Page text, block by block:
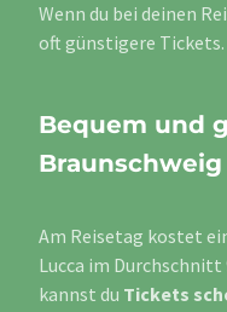
Wenn du bei deinen
oft günstigere Tickets.
Bequem und
Am Reisetag kostet
Lucca im Durchschnitt
kannst du Tickets